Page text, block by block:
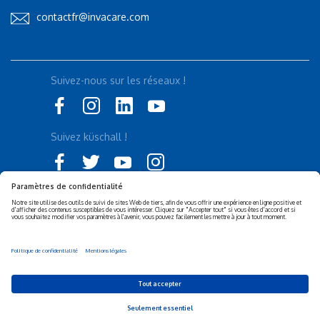
contactfr@invacare.com
Déclaration d'accessibilité
Politique de confidentialité
Responsabilité sociétale de
Suivez-nous sur les réseaux !
Suivez küschall !